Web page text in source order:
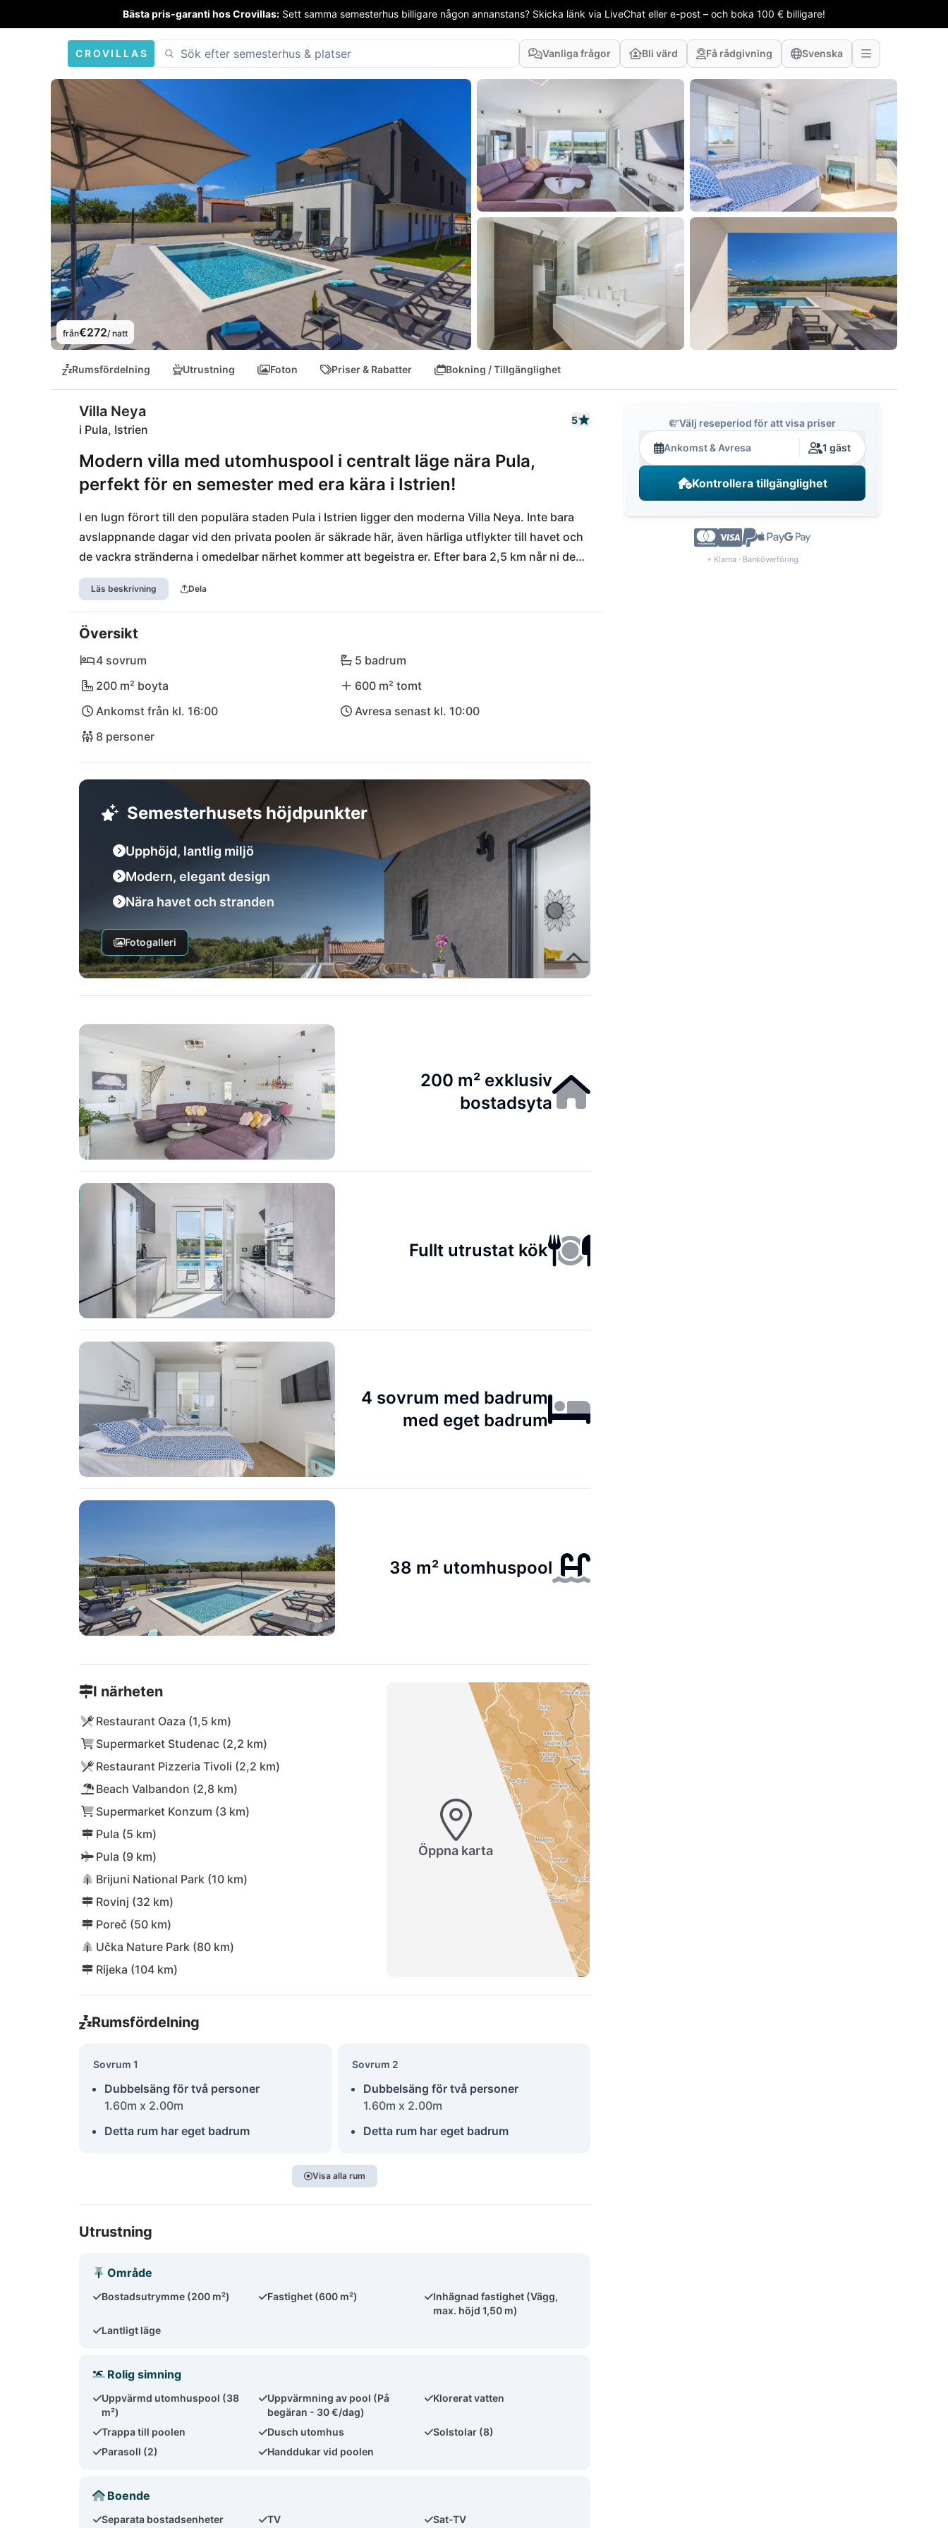
Bästa pris-garanti hos Crovillas: Sett samma semesterhus billigare någon annanstans? Skicka länk via LiveChat eller e-post – och boka 100 € billigare!
CROVILLAS Vanliga frågor Bli värd Få rådgivning Svenska
från€272/ natt
Rumsfördelning Utrustning Foton Priser & Rabatter Bokning / Tillgänglighet
Villa Neya
i Pula, Istrien
5
Modern villa med utomhuspool i centralt läge nära Pula,
perfekt för en semester med era kära i Istrien!
I en lugn förort till den populära staden Pula i Istrien ligger den moderna Villa Neya. Inte bara
avslappnande dagar vid den privata poolen är säkrade här, även härliga utflykter till havet och
de vackra stränderna i omedelbar närhet kommer att begeistra er. Efter bara 2,5 km når ni den
närmaste grusstranden Valbandon. Även de omgivande stränderna på västkusten, med ett
fantastiskt utbud av strandbarer och vattenaktiviteter, garanterar oförglömliga stranddagar.
En kort 10-minuters bilresa skiljer er från stadens centrum i Pula. Den historiska gamla stan,
hamnen och de många restaurangerna och barerna är utmärkta för att avsluta er semesterdag
på ett mysigt sätt. Pulas internationella flygplats (PUY) ligger 9 km från villan.
Läs beskrivning Dela
Översikt
4 sovrum
5 badrum
200 m² boyta
600 m² tomt
Ankomst från kl. 16:00
Avresa senast kl. 10:00
8 personer
Semesterhusets höjdpunkter
Upphöjd, lantlig miljö
Modern, elegant design
Nära havet och stranden
Fotogalleri
200 m² exklusiv
bostadsyta
Fullt utrustat kök
4 sovrum med badrum
med eget badrum
38 m² utomhuspool
I närheten
Restaurant Oaza (1,5 km)
Supermarket Studenac (2,2 km)
Restaurant Pizzeria Tivoli (2,2 km)
Beach Valbandon (2,8 km)
Supermarket Konzum (3 km)
Pula (5 km)
Pula (9 km)
Brijuni National Park (10 km)
Rovinj (32 km)
Poreč (50 km)
Učka Nature Park (80 km)
Rijeka (104 km)
Öppna karta
Rumsfördelning
Sovrum 1
Dubbelsäng för två personer
1.60m x 2.00m
Detta rum har eget badrum
Sovrum 2
Dubbelsäng för två personer
1.60m x 2.00m
Detta rum har eget badrum
Visa alla rum
Utrustning
Område
Bostadsutrymme (200 m²) Fastighet (600 m²)
Inhägnad fastighet (Vägg,
max. höjd 1,50 m)
Lantligt läge
Rolig simning
Uppvärmd utomhuspool (38
m²)
Uppvärmning av pool (På
begäran - 30 €/dag)
Klorerat vatten
Trappa till poolen Dusch utomhus
Solstolar (8)
Parasoll (2)
Handdukar vid poolen
Boende
Separata bostadsenheter TV Sat-TV
Välj reseperiod för att visa priser
Ankomst & Avresa 1 gäst
Kontrollera tillgänglighet
+ Klarna · Banköverföring